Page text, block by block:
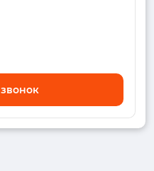
Заказать звонок